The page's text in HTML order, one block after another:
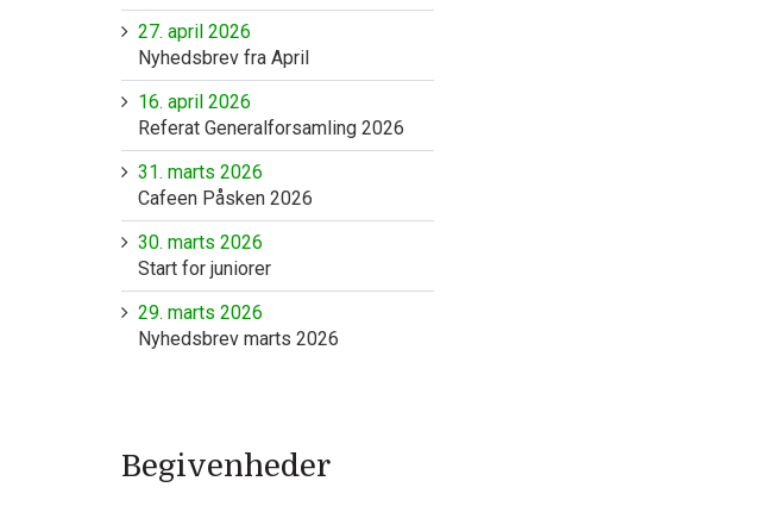
27. april 2026
Nyhedsbrev fra April
16. april 2026
Referat Generalforsamling 2026
31. marts 2026
Cafeen Påsken 2026
30. marts 2026
Start for juniorer
29. marts 2026
Nyhedsbrev marts 2026
Begivenheder